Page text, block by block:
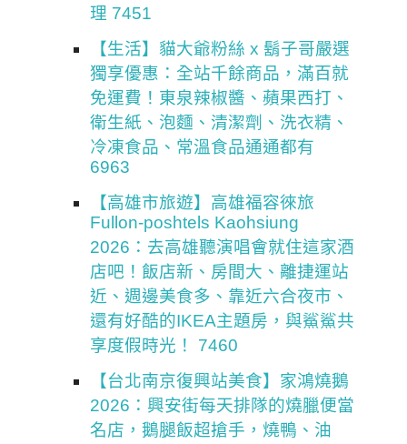
理 7451
【生活】貓大爺粉絲 x 鬍子哥嚴選
獨享優惠：全站千餘商品，滿百就
免運費！東泉辣椒醬、蘋果西打、
衛生紙、泡麵、清潔劑、洗衣精、
冷凍食品、常溫食品通通都有
6963
【高雄市旅遊】高雄福容徠旅
Fullon-poshtels Kaohsiung
2026：去高雄聽演唱會就住這家酒
店吧！飯店新、房間大、離捷運站
近、週邊美食多、靠近六合夜市、
還有好酷的IKEA主題房，與鯊鯊共
享度假時光！ 7460
【台北南京復興站美食】家鴻燒鵝
2026：興安街每天排隊的燒臘便當
名店，鵝腿飯超搶手，燒鴨、油